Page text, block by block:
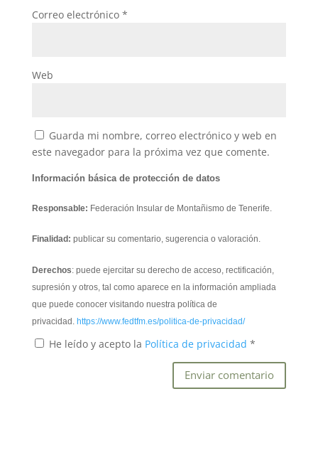
Correo electrónico *
Web
Guarda mi nombre, correo electrónico y web en
este navegador para la próxima vez que comente.
Información básica de protección de datos
Responsable: Federación Insular de Montañismo de Tenerife.
Finalidad: publicar su comentario, sugerencia o valoración.
Derechos: puede ejercitar su derecho de acceso, rectificación,
supresión y otros, tal como aparece en la información ampliada
que puede conocer visitando nuestra política de
privacidad. https://www.fedtfm.es/politica-de-privacidad/
He leído y acepto la Política de privacidad *